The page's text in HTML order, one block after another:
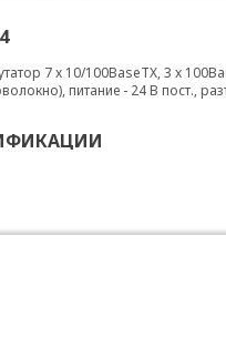
7 x 10/100BaseTX, 3 x
питание - 24 В пост.,